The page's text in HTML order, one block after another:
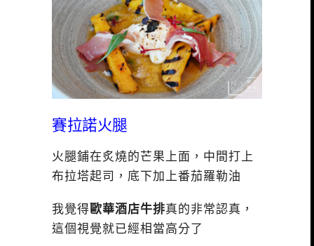
賽拉諾火腿
火腿鋪在炙燒的芒果上面，中間打上
布拉塔起司，底下加上番茄羅勒油
我覺得歐華酒店牛排真的非常認真，
這個視覺就已經相當高分了